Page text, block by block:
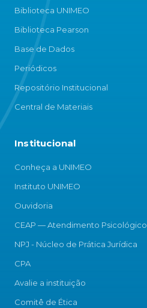
Biblioteca UNIMEO
Biblioteca Pearson
Base de Dados
Periódicos
Repositório Institucional
Central de Materiais
Institucional
Conheça a UNIMEO
Instituto UNIMEO
Ouvidoria
CEAP — Atendimento Psicológico
NPJ - Núcleo de Prática Jurídica
CPA
Avalie a instituição
Comitê de Ética